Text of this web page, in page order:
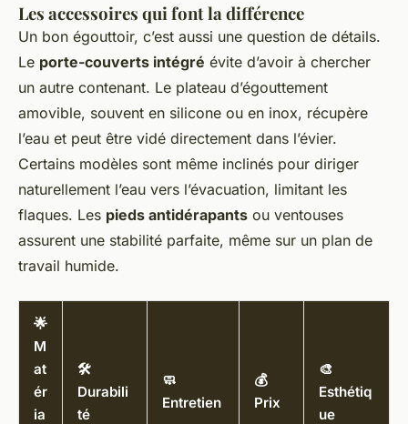
Les accessoires qui font la différence
Un bon égouttoir, c’est aussi une question de détails.
Le porte-couverts intégré évite d’avoir à chercher
un autre contenant. Le plateau d’égouttement
amovible, souvent en silicone ou en inox, récupère
l’eau et peut être vidé directement dans l’évier.
Certains modèles sont même inclinés pour diriger
naturellement l’eau vers l’évacuation, limitant les
flaques. Les pieds antidérapants ou ventouses
assurent une stabilité parfaite, même sur un plan de
travail humide.
🌟
M
at
ér
ia
🛠️
Durabili
té
🧼
Entretien
💰
Prix
🎨
Esthétiq
ue